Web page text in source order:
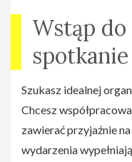
Wstąp do
Szukasz idealnej
Chcesz
zawierać przyjaźnie
wydarzenia